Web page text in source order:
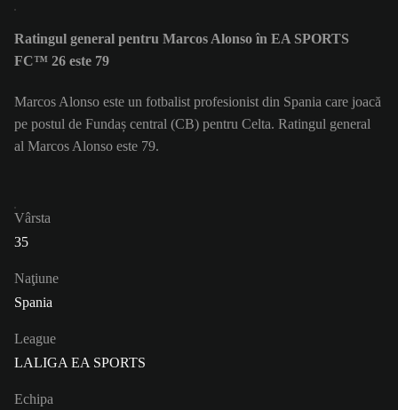
Ratingul general pentru Marcos Alonso în EA SPORTS
FC™ 26 este 79
Marcos Alonso este un fotbalist profesionist din Spania care joacă
pe postul de Fundaș central (CB) pentru Celta. Ratingul general
al Marcos Alonso este 79.
Vârsta
35
Naţiune
Spania
League
LALIGA EA SPORTS
Echipa